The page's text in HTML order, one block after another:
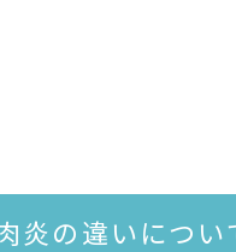
炎の違いについ